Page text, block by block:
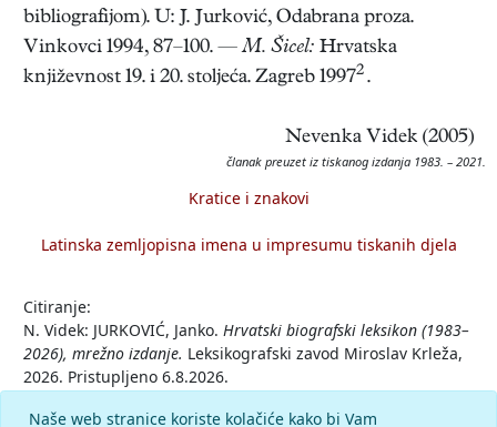
bibliografijom). U: J. Jurković, Odabrana proza.
Vinkovci 1994, 87–100. —M. Šicel: Hrvatska
književnost 19. i 20. stoljeća. Zagreb 19972 .
Nevenka Videk (2005)
članak preuzet iz tiskanog izdanja 1983. – 2021.
Kratice i znakovi
Latinska zemljopisna imena u impresumu tiskanih djela
Citiranje:
N. Videk: JURKOVIĆ, Janko. Hrvatski biografski leksikon (1983–
2026), mrežno izdanje. Leksikografski zavod Miroslav Krleža,
2026. Pristupljeno 6.8.2026.
Naše web stranice koriste kolačiće kako bi Vam